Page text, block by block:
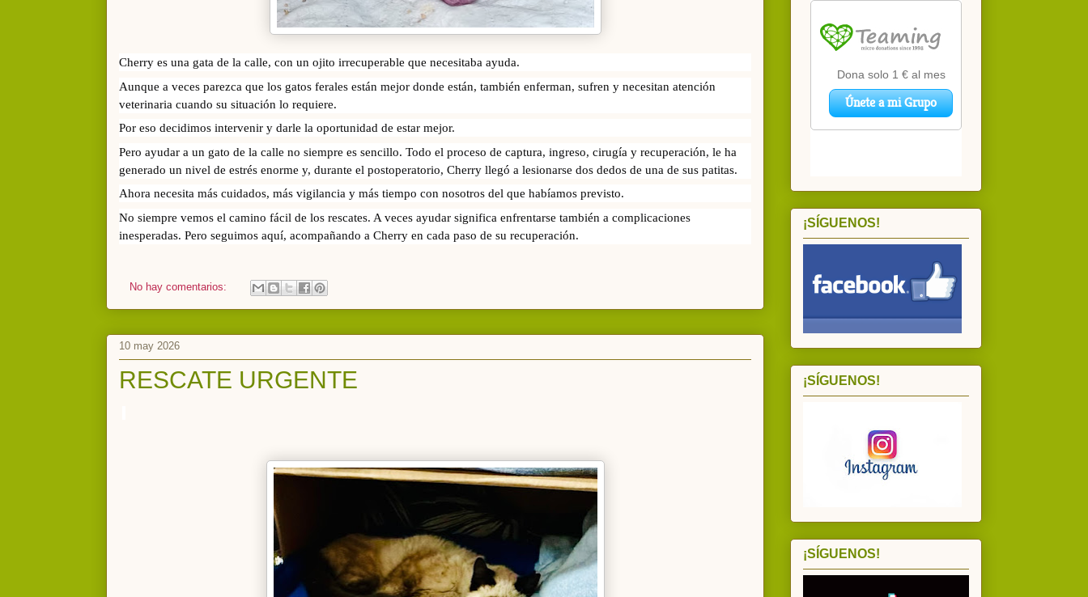
Cherry es una gata de la calle, con un ojito irrecuperable que necesitaba ayuda.
Aunque a veces parezca que los gatos ferales están mejor donde están, también enferman, sufren y necesitan atención
veterinaria cuando su situación lo requiere.
Por eso decidimos intervenir y darle la oportunidad de estar mejor.
Pero ayudar a un gato de la calle no siempre es sencillo. Todo el proceso de captura, ingreso, cirugía y recuperación, le ha
generado un nivel de estrés enorme y, durante el postoperatorio, Cherry llegó a lesionarse dos dedos de una de sus patitas.
Ahora necesita más cuidados, más vigilancia y más tiempo con nosotros del que habíamos previsto.
No siempre vemos el camino fácil de los rescates. A veces ayudar significa enfrentarse también a complicaciones
inesperadas. Pero seguimos aquí, acompañando a Cherry en cada paso de su recuperación.
No hay comentarios:
10 may 2026
RESCATE URGENTE
¡SÍGUENOS!
¡SÍGUENOS!
¡SÍGUENOS!